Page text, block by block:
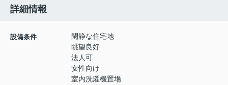
詳細情報
設備条件
閑静な住宅地
眺望良好
法人可
女性向け
室内洗濯機置場